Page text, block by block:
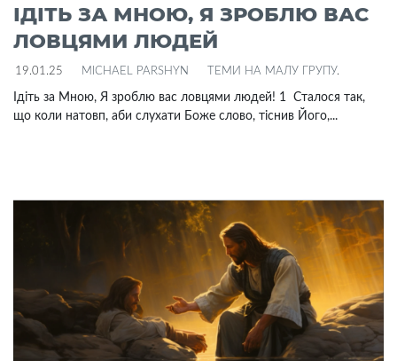
ІДІТЬ ЗА МНОЮ, Я ЗРОБЛЮ ВАС
ЛОВЦЯМИ ЛЮДЕЙ
19.01.25 MICHAEL PARSHYN ТЕМИ НА МАЛУ ГРУПУ.
Ідіть за Мною, Я зроблю вас ловцями людей! 1 Сталося так,
що коли натовп, аби слухати Боже слово, тіснив Його,...